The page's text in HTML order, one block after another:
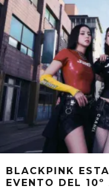
BLACKPINK
EVENTO DEL 10º